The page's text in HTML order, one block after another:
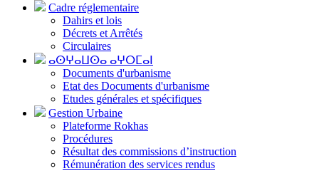
Cadre réglementaire
Dahirs et lois
Décrets et Arrêtés
Circulaires
ⴰⵙⵖⴰⵡⵙⴰ ⴰⵖⵔⵎⴰⵏ
Documents d'urbanisme
Etat des Documents d'urbanisme
Etudes générales et spécifiques
Gestion Urbaine
Plateforme Rokhas
Procédures
Résultat des commissions d’instruction
Rémunération des services rendus